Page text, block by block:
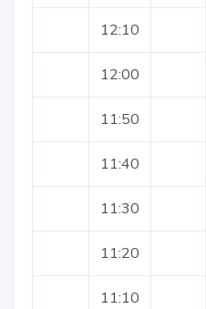
12:10
12:00
11:50
11:40
11:30
11:20
11:10